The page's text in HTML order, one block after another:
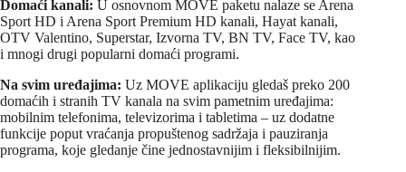
Domaći kanali: U osnovnom MOVE paketu nalaze se Arena
Sport HD i Arena Sport Premium HD kanali, Hayat kanali,
OTV Valentino, Superstar, Izvorna TV, BN TV, Face TV, kao
i mnogi drugi popularni domaći programi.
Na svim uređajima: Uz MOVE aplikaciju gledaš preko 200
domaćih i stranih TV kanala na svim pametnim uređajima:
mobilnim telefonima, televizorima i tabletima – uz dodatne
funkcije poput vraćanja propuštenog sadržaja i pauziranja
programa, koje gledanje čine jednostavnijim i fleksibilnijim.